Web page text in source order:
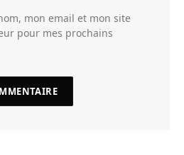
mon email et mon site
pour mes prochains